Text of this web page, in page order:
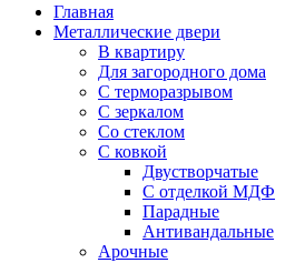
Главная
Металлические двери
В квартиру
Для загородного дома
С терморазрывом
С зеркалом
Со стеклом
С ковкой
Двустворчатые
С отделкой МДФ
Парадные
Антивандальные
Арочные